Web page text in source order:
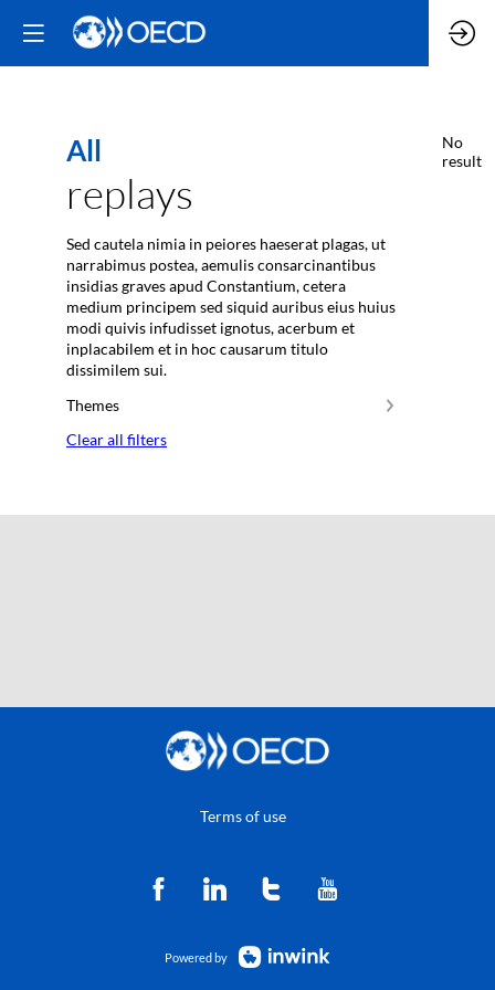
All
replays
Sed cautela nimia in peiores haeserat plagas, ut
narrabimus postea, aemulis consarcinantibus
insidias graves apud Constantium, cetera
medium principem sed siquid auribus eius huius
modi quivis infudisset ignotus, acerbum et
inplacabilem et in hoc causarum titulo
dissimilem sui.
Themes
Clear all filters
No
result
Terms of use
Powered by